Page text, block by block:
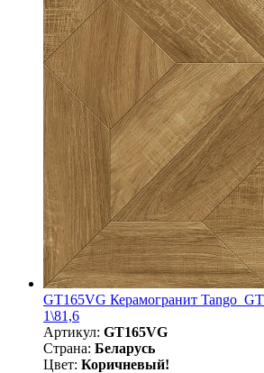
GT165VG Керамогранит Tango_GT
1\81,6
Артикул: GT165VG
Страна: Беларусь
Цвет: Коричневый!